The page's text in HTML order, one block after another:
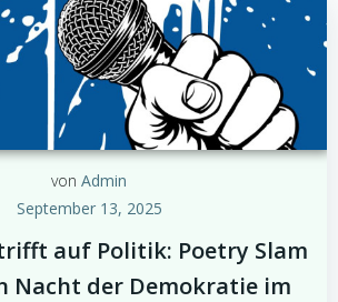
von Admin
September 13, 2025
auf Politik: Poetry Slam
Nacht der Demokratie im